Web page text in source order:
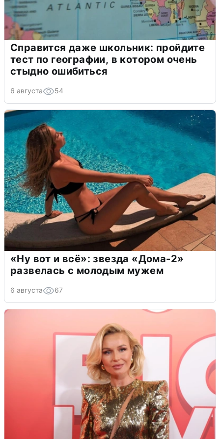
Справится даже школьник: пройдите
тест по географии, в котором очень
стыдно ошибиться
6 августа 54
«Ну вот и всё»: звезда «Дома-2»
развелась с молодым мужем
6 августа 67